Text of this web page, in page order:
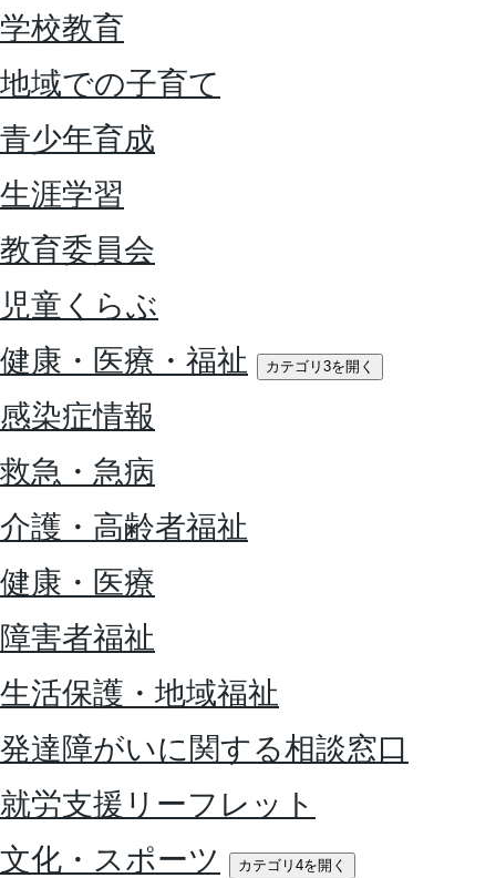
学校教育
地域での子育て
青少年育成
生涯学習
教育委員会
児童くらぶ
健康・医療・福祉
カテゴリ3を開く
感染症情報
救急・急病
介護・高齢者福祉
健康・医療
障害者福祉
生活保護・地域福祉
発達障がいに関する相談窓口
就労支援リーフレット
文化・スポーツ
カテゴリ4を開く